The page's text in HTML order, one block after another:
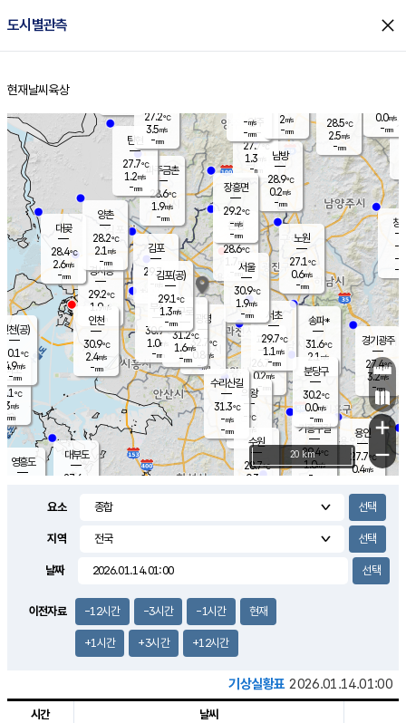
도시별관측 close
홈
현재날씨 육상
의도
℃
m/s
mm
영흥도
양주
27.7℃
1.3
-mm
과천
26.7℃
0.2m/s
- mm
용인
27.7℃
0.4m/s
경기광주
27.4℃
3.2m/s
-mm
2.2m/s
대부도
27.6
경서동
29.2℃
1.9m/s
-mm
파주금촌
28.6℃
1.9m/s
-mm
28.5℃
2.5m/s
-mm
대곶
28.4℃
2.6m/s
-mm
창
-
-m/
-
탄현
27.7℃
1.2m/s
-mm
0.0m/s
-mm
의왕
- ℃
m/s
mm
김포
29.7℃
-m/s
mm
광명
32.7 ℃
0.8 m/s
-mm
부천
30.9℃
1.0m/s
-mm
양촌
28.2℃
2.1 m/s
-mm
구로
31.2℃
1.6m/s
-mm
은평
28.6℃
1.7 m/s
- mm
노원
27.1℃
0.6m/s
-mm
송파*
31.6℃
2.1 m/s
-mm
서초
29.7℃
1.1 m/s
-mm
남방
28.9℃
0.2m/s
-mm
기흥구갈
29.4℃
1.0m/s
-
수리산길
31.3℃
-m/s
-mm
분당구
30.2℃
0.0m/s
-mm
장흥면
29.2℃
-m/s
-mm
-m/s
-mm
인천(공)
30.1℃
4.9m/s
-mm
김포(공)
29.1℃
1.3m/s
-mm
수원
28.7℃
0.3 m/s
인천
30.9℃
2.4m/s
-mm
서울
30.9℃
1.9m/s
-mm
27.2℃
3.5m/s
-mm
2m/s
-mm
+
−
20 km
요소
지역
날짜
이전자료 -12시간 -3시간 -1시간 현재
+1시간 +3시간 +12시간
기상실황표 2026.01.14.01:00
시간 날씨